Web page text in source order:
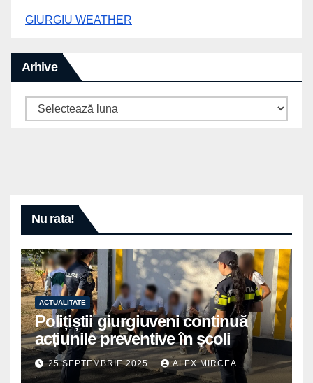
GIURGIU WEATHER
Arhive
Arhive
Nu rata!
ACTUALITATE
Polițiștii giurgiuveni continuă
acțiunile preventive în școli
25 SEPTEMBRIE 2025 ALEX MIRCEA